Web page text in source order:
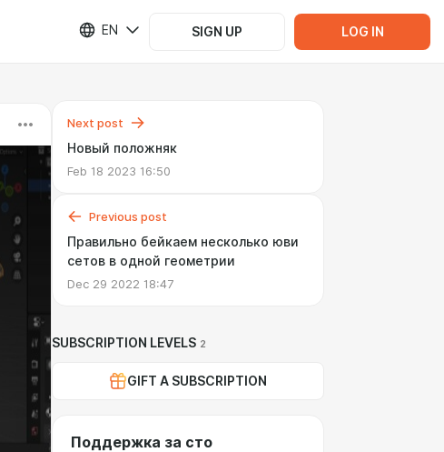
EN SIGN UP LOG IN
Next post
Новый положняк
Feb 18 2023 16:50
Previous post
Правильно бейкаем несколько юви
сетов в одной геометрии
Dec 29 2022 18:47
SUBSCRIPTION LEVELS 2
GIFT A SUBSCRIPTION
Поддержка за сто